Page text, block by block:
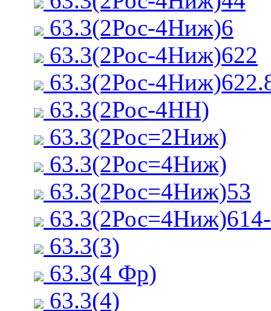
63.3(2Рос-4Ниж)6
63.3(2Рос-4Ниж)622
63.3(2Рос-
63.3(2Рос-4НН)
63.3(2Рос=2Ниж)
63.3(2Рос=4Ниж)
63.3(2Рос=4Ниж)53
63.3(3)
63.3(4 Фр)
63.3(4)